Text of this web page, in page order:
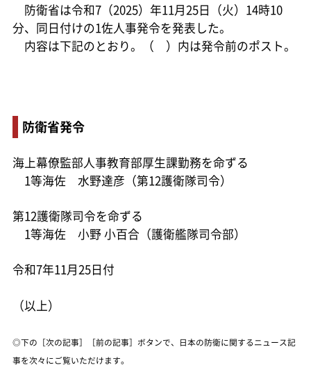
防衛省は令和7（2025）年11月25日（火）14時10
分、同日付けの1佐人事発令を発表した。
内容は下記のとおり。（ ）内は発令前のポスト。
防衛省発令
海上幕僚監部人事教育部厚生課勤務を命ずる
1等海佐 水野達彦（第12護衛隊司令）
第12護衛隊司令を命ずる
1等海佐 小野 小百合（護衛艦隊司令部）
令和7年11月25日付
（以上）
◎下の［次の記事］［前の記事］ボタンで、日本の防衛に関するニュース記
事を次々にご覧いただけます。